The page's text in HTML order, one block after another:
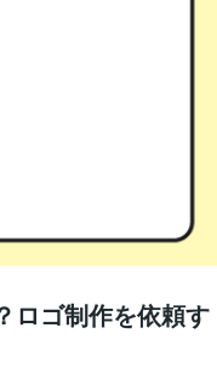
ロゴ制作を依頼す